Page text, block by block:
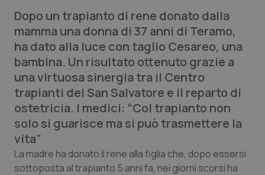
Lettere al direttore
Edizioni Regionali
QS Pro
Professionisti Sanitari.AI
Abruzzo
Basilicata
QS Pro Gold
Artrite & artrosi
QS Club Newsletter
Dopo un trapianto di rene donato dalla
mamma una donna di 37 anni di Teramo,
ha dato alla luce con taglio Cesareo, una
bambina. Un risultato ottenuto grazie a
una virtuosa sinergia tra il Centro
trapianti del San Salvatore e il reparto di
ostetricia. I medici: “Col trapianto non
solo si guarisce ma si può trasmettere la
vita”
La madre ha donato il rene alla figlia che, dopo essersi
sottoposta al trapianto 5 anni fa, nei giorni scorsi ha